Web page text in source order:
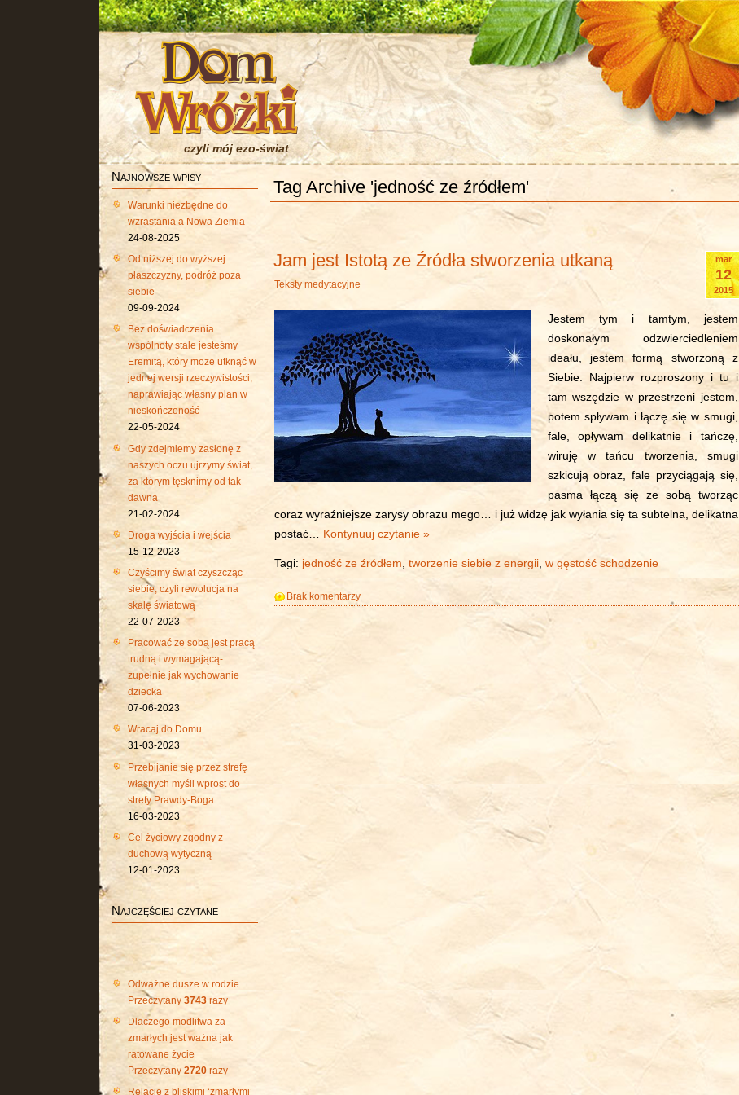
czyli mój ezo-świat
Najnowsze wpisy
Warunki niezbędne do
wzrastania a Nowa Ziemia
24-08-2025
Od niższej do wyższej
płaszczyzny, podróż poza
siebie
09-09-2024
Bez doświadczenia
wspólnoty stale jesteśmy
Eremitą, który może utknąć w
jednej wersji rzeczywistości,
naprawiając własny plan w
nieskończoność
22-05-2024
Gdy zdejmiemy zasłonę z
naszych oczu ujrzymy świat,
za którym tęsknimy od tak
dawna
21-02-2024
Droga wyjścia i wejścia
15-12-2023
Czyścimy świat czyszcząc
siebie, czyli rewolucja na
skalę światową
22-07-2023
Pracować ze sobą jest pracą
trudną i wymagającą-
zupełnie jak wychowanie
dziecka
07-06-2023
Wracaj do Domu
31-03-2023
Przebijanie się przez strefę
własnych myśli wprost do
strefy Prawdy-Boga
16-03-2023
Cel życiowy zgodny z
duchową wytyczną
12-01-2023
Najczęściej czytane
Odważne dusze w rodzie
Przeczytany 3743 razy
Dlaczego modlitwa za
zmarłych jest ważna jak
ratowane życie
Przeczytany 2720 razy
Relacje z bliskimi ‘zmarłymi’
Tag Archive 'jedność ze źródłem'
mar
12
2015
Jam jest Istotą ze Źródła stworzenia utkaną
Teksty medytacyjne
Jestem tym i tamtym, jestem
doskonałym odzwierciedleniem
ideału, jestem formą stworzoną z
Siebie. Najpierw rozproszony i tu i
tam wszędzie w przestrzeni jestem,
potem spływam i łączę się w smugi,
fale, opływam delikatnie i tańczę,
wiruję w tańcu tworzenia, smugi
szkicują obraz, fale przyciągają się,
pasma łączą się ze sobą tworząc
coraz wyraźniejsze zarysy obrazu mego… i już widzę jak wyłania się ta subtelna, delikatna
postać… Kontynuuj czytanie »
Tagi: jedność ze źródłem tworzenie siebie z energii w gęstość schodzenie
Brak komentarzy